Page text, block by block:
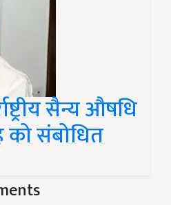
सैन्य औषधि
को संबोधित